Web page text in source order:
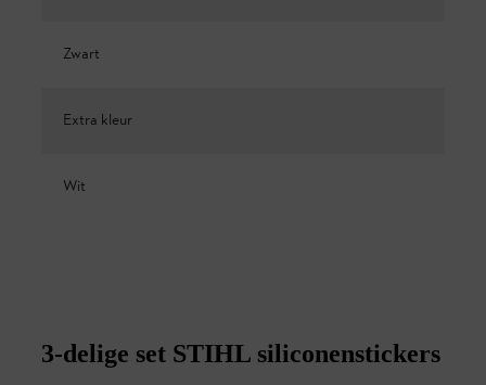
Zwart
Extra kleur
Wit
3-delige set STIHL siliconenstickers